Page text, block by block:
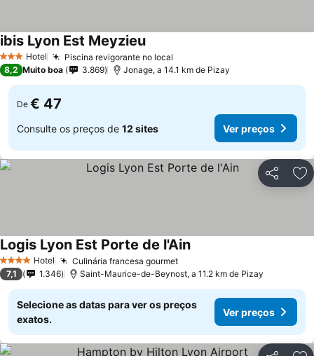
3 EstrelasHotel Piscina revigorante no local
ibis Lyon Est Meyzieu
8,2 Muito boa 3.869 Jonage, a 14.1 km de Pizay
De € 47
Consulte os preços de 12 sites Ver preços
Partilhar
4 EstrelasHotel Culinária francesa gourmet
Logis Lyon Est Porte de l'Ain
7,1 1.346 Saint-Maurice-de-Beynost, a 11.2 km de Pizay
Selecione as datas para ver os preços
exatos.
Ver preços